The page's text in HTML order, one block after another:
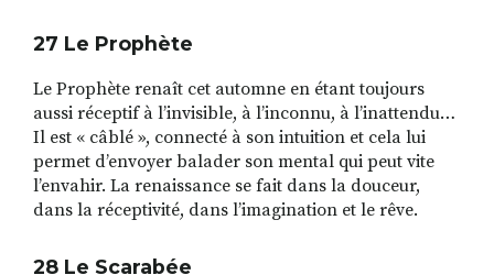
27 Le Prophète
Le Prophète renaît cet automne en étant toujours
aussi réceptif à l’invisible, à l’inconnu, à l’inattendu…
Il est « câblé », connecté à son intuition et cela lui
permet d’envoyer balader son mental qui peut vite
l’envahir. La renaissance se fait dans la douceur,
dans la réceptivité, dans l’imagination et le rêve.
28 Le Scarabée